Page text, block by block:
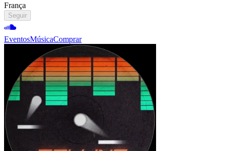
França
Seguir
EventosMúsicaComprar